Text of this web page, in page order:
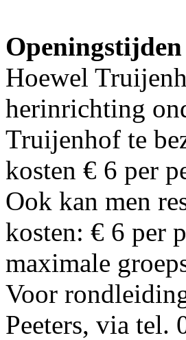
Openingstijden
Hoewel
herinrichting
Truijenhof te
kosten € 6 per
Ook kan men
kosten: € 6 per
maximale
Voor
Peeters, via